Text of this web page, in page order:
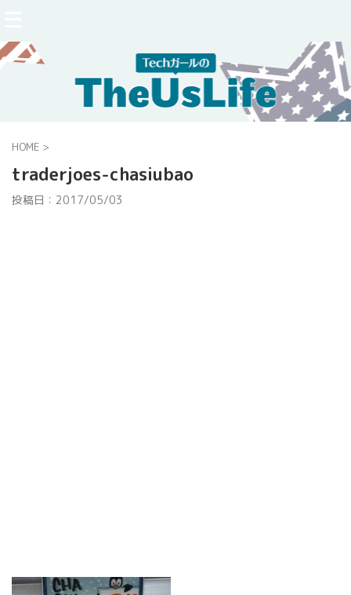
HOME >
traderjoes-chasiubao
投稿日： 2017/05/03